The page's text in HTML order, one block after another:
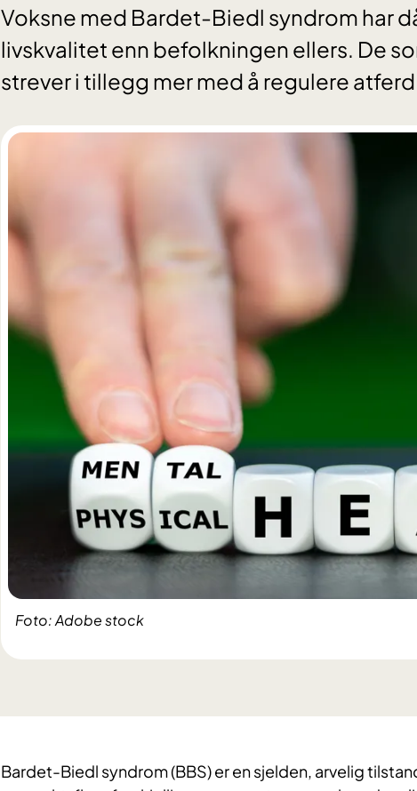
Voksne med Bardet-Biedl syndrom har
livskvalitet enn befolkningen ellers. De
strever i tillegg mer med å regulere
Foto: Adobe stock
Bardet-Biedl syndrom (BBS) er en sjelden, arvelig